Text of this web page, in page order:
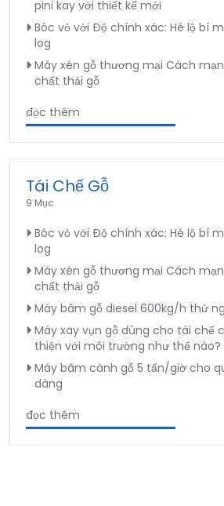
pini kay với thiết kế mới
Bóc vỏ với Độ chính xác: Hé lộ bí
log
Máy xén gỗ thương mại Cách
chất thải gỗ
đọc thêm
Tái Chế Gỗ
9 Mục
Bóc vỏ với Độ chính xác: Hé lộ bí
log
Máy xén gỗ thương mại Cách
chất thải gỗ
Máy băm gỗ diesel 600kg/h thử
Máy xay vụn gỗ dùng cho tái chế
thiện với môi trường như thế nào?
Máy băm cành gỗ 5 tấn/giờ cho
dàng
đọc thêm